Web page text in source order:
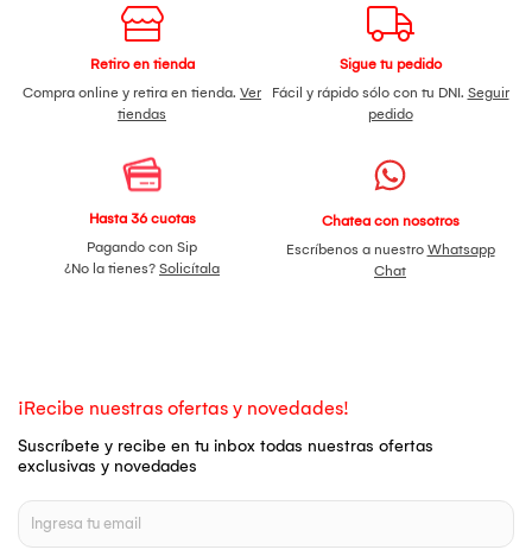
Retiro en tienda
Compra online y retira en tienda. Ver
tiendas
Sigue tu pedido
Fácil y rápido sólo con tu DNI. Seguir
pedido
Hasta 36 cuotas
Pagando con Sip
¿No la tienes? Solicítala
Chatea con nosotros
Escríbenos a nuestro Whatsapp
Chat
¡Recibe nuestras ofertas y novedades!
Suscríbete y recibe en tu inbox todas nuestras ofertas
exclusivas y novedades